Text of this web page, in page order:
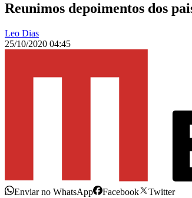
Reunimos depoimentos dos
Leo Dias
25/10/2020 04:45
Enviar no WhatsApp Facebook
Twitter